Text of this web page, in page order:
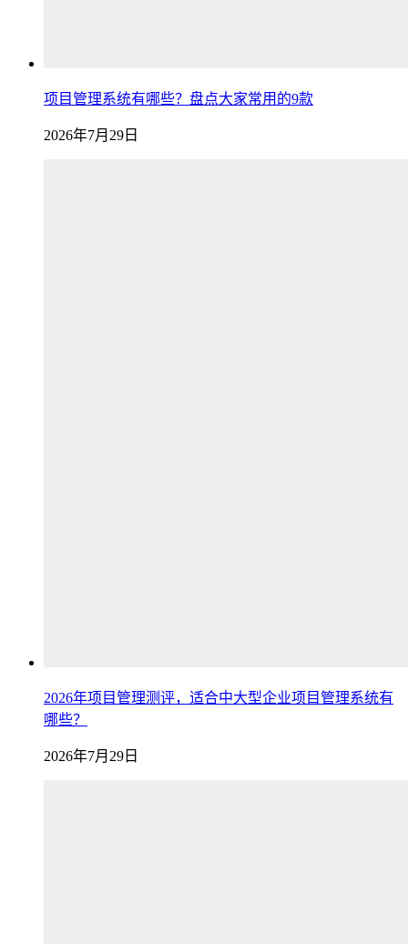
项目管理系统有哪些？盘点大家常用的9款
2026年7月29日
2026年项目管理测评，适合中大型企业项目管理系统有
哪些？
2026年7月29日